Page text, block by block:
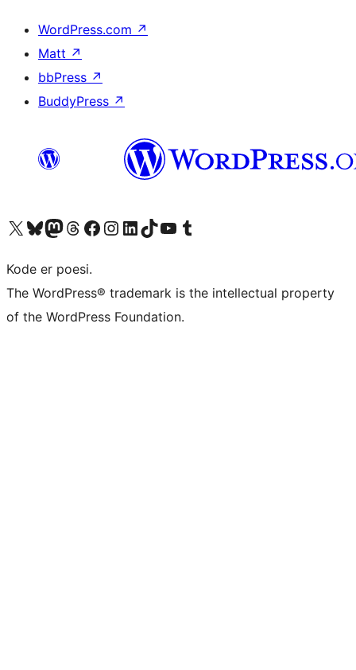
WordPress.com ↗
Matt ↗
bbPress ↗
BuddyPress ↗
Besøk vår konto på X Visit our Bluesky account
Besøk vår Mastodon-konto
Visit our Threads account
Besøk vår Facebook-sideBesøk vår Instagram-konto
Besøk vår LinkedIn-konto
Visit our TikTok account
Visit our YouTube channel
Visit our Tumblr account
Kode er poesi.
The WordPress® trademark is the intellectual property
of the WordPress Foundation.